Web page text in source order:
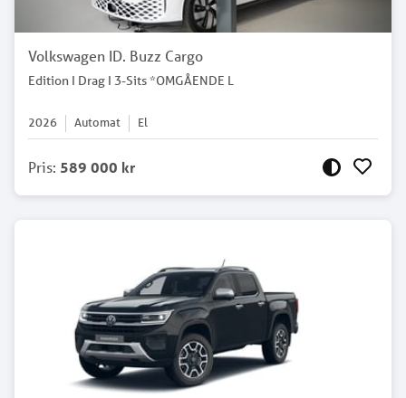
Volkswagen ID. Buzz Cargo
Edition I Drag I 3-Sits *OMGÅENDE L
2026 Automat El
Pris: 589 000 kr